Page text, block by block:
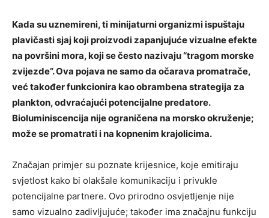
Kada su uznemireni, ti minijaturni organizmi ispuštaju
plavičasti sjaj koji proizvodi zapanjujuće vizualne efekte
na površini mora, koji se često nazivaju “tragom morske
zvijezde”. Ova pojava ne samo da očarava promatrače,
već također funkcionira kao obrambena strategija za
plankton, odvraćajući potencijalne predatore.
Bioluminiscencija nije ograničena na morsko okruženje;
može se promatrati i na kopnenim krajolicima.
Značajan primjer su poznate krijesnice, koje emitiraju
svjetlost kako bi olakšale komunikaciju i privukle
potencijalne partnere. Ovo prirodno osvjetljenje nije
samo vizualno zadivljujuće; također ima značajnu funkciju